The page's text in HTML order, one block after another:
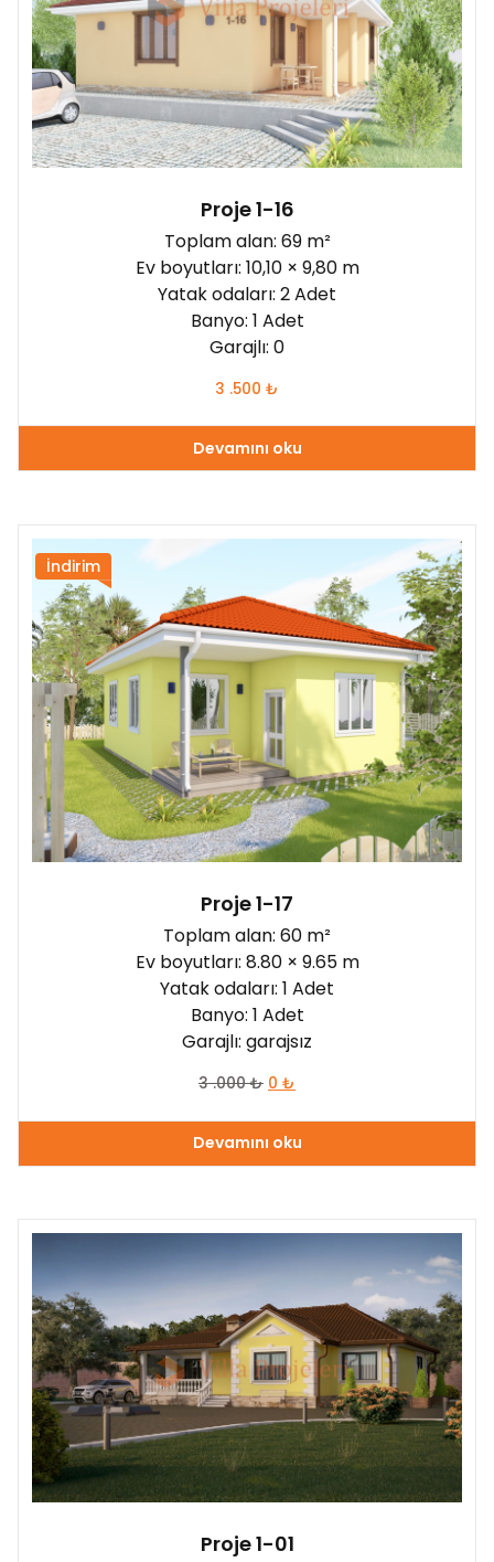
90 - 120 m²(4)
120 - 150 m²
150 - 180 m²(3)
180 - 210 m²(0)
(1)
Yatak odaları:
daha 6(1)
Garajlı:
Proje 1-16
Toplam alan: 69 m²
Ev boyutları: 10,10 × 9,80 m
Yatak odaları: 2 Adet
Banyo: 1 Adet
Garajlı: 0
3 .500 ₺
Devamını oku
İndirim
Proje 1-17
Toplam alan: 60 m²
Ev boyutları: 8.80 × 9.65 m
Yatak odaları: 1 Adet
Banyo: 1 Adet
Garajlı: garajsız
3 .000₺ 0 ₺
Devamını oku
Proje 1-01